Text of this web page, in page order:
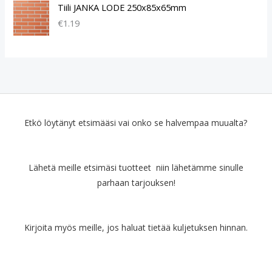
Tiili JANKA LODE 250x85x65mm
€1.19
Etkö löytänyt etsimääsi vai onko se halvempaa muualta?
Lähetä meille etsimäsi tuotteet niin lähetämme sinulle
parhaan tarjouksen!
Kirjoita myös meille, jos haluat tietää kuljetuksen hinnan.